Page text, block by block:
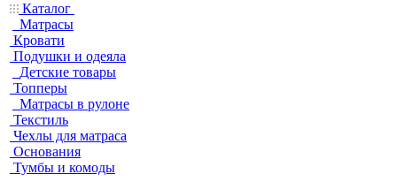
Каталог
Матрасы
Кровати
Подушки и одеяла
Детские товары
Топперы
Матрасы в рулоне
Текстиль
Чехлы для матраса
Основания
Тумбы и комоды